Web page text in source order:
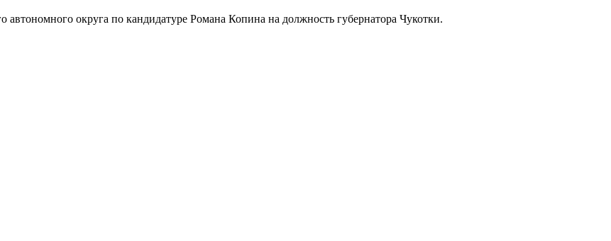
автономного округа по кандидатуре Романа Копина на должность губернатора Чукотки.